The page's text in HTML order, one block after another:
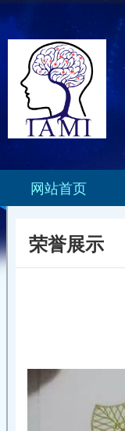
网站首页
荣誉展示